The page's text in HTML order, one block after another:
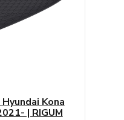
Kona
| RIGUM